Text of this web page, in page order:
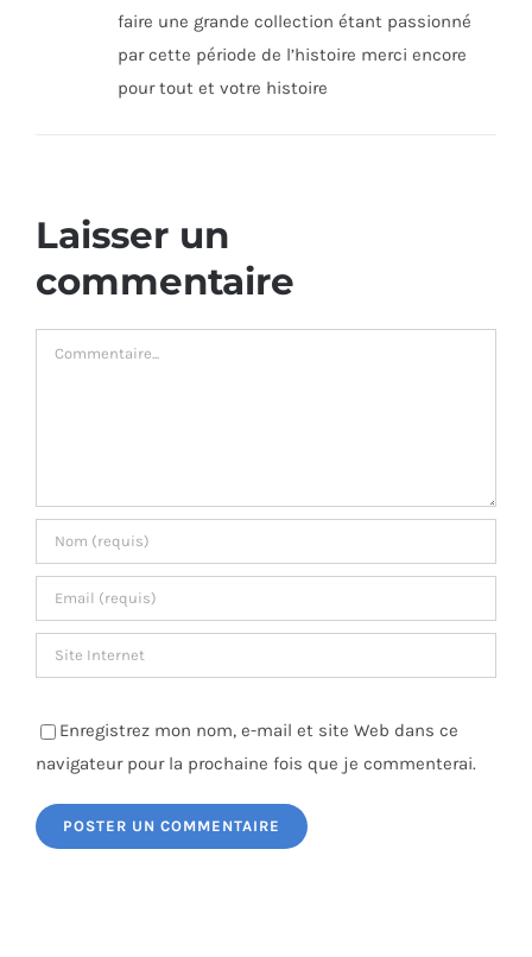
faire une grande collection étant passionné
par cette période de l’histoire merci encore
pour tout et votre histoire
Laisser un
commentaire
Commentaire
Enregistrez mon nom, e-mail et site Web dans ce
navigateur pour la prochaine fois que je commenterai.